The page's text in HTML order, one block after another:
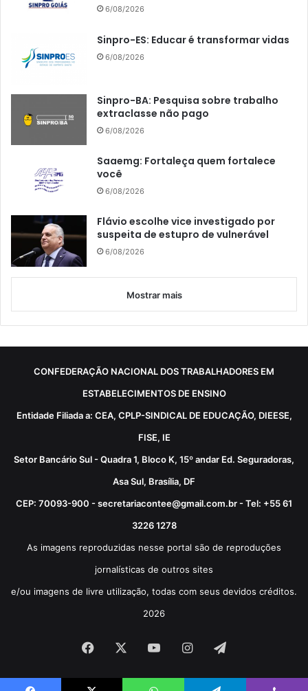
6/08/2026
Sinpro-ES: Educar é transformar vidas
6/08/2026
Sinpro-BA: Pesquisa sobre trabalho
extraclasse não pago
6/08/2026
Saaemg: Fortaleça quem fortalece
você
6/08/2026
Flávio escolhe vice investigado por
suspeita de estupro de vulnerável
6/08/2026
Mostrar mais
CONFEDERAÇÃO NACIONAL DOS TRABALHADORES EM
ESTABELECIMENTOS DE ENSINO
Entidade Filiada a: CEA, CPLP-SINDICAL DE EDUCAÇÃO, DIEESE,
FISE, IE
Setor Bancário Sul - Quadra 1, Bloco K, 15º andar Ed. Seguradoras,
Asa Sul, Brasília, DF
CEP: 70093-900 - secretariacontee@gmail.com.br - Tel: +55 61
3226 1278
As imagens reproduzidas nesse portal são de reproduções
jornalísticas de outros sites
e/ou imagens de livre utilização, todas com seus devidos créditos.
2026
Facebook YouTubeInstagram